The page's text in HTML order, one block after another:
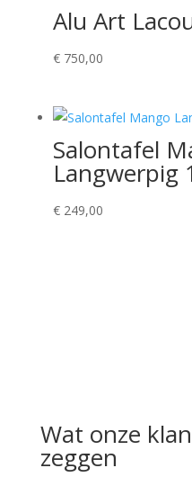
Alu Art
€750,00
Salontafel
Langwerpig
€249,00
Wat onze
zeggen